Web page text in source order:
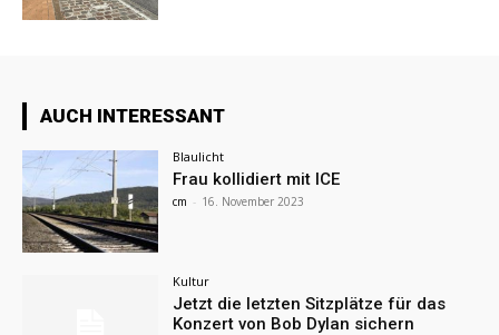
AUCH INTERESSANT
Blaulicht
Frau kollidiert mit ICE
cm - 16. November 2023
Kultur
Jetzt die letzten Sitzplätze für das
Konzert von Bob Dylan sichern